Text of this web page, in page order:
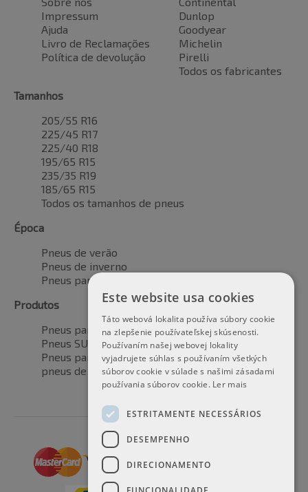
Impressum
Ajuda
Livro de Reclamações
Política de devolução
Dunlop
Goodyear
Michelin
Pirelli
Todos os fabricantes
Tamanhos
205/55 R16
225/45 R17
225/40 R18
195/65 R15
235/35 R19
185/65 R15
Todos os tamanhos de pneus
Época
Pneus de verão
Pneus de inverno
Pneus para todas as estações
Produtos
Pneus para automóveis
Pneus SUV / 4x4
Pneus para veículos de transporte
pneus de motocicleta
Este website usa cookies
Táto webová lokalita používa súbory cookie
na zlepšenie používateľskej skúsenosti.
Používaním našej webovej lokality
vyjadrujete súhlas s používaním všetkých
súborov cookie v súlade s našimi zásadami
používania súborov cookie. Ler mais
ESTRITAMENTE NECESSÁRIOS
DESEMPENHO
DIRECIONAMENTO